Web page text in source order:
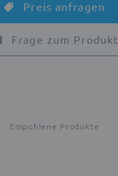
Preis anfragen
Frage zum Produkt
Empohlene Produkte